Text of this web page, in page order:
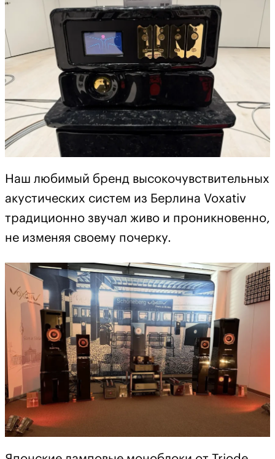
Наш любимый бренд высокочувствительных
акустических систем из Берлина Voxativ
традиционно звучал живо и проникновенно,
не изменяя своему почерку.